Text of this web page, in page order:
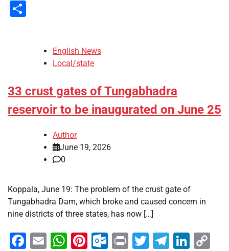
English News
Local/state
33 crust gates of Tungabhadra
reservoir to be inaugurated on June 25
Author
June 19, 2026
0
Koppala, June 19: The problem of the crust gate of
Tungabhadra Dam, which broke and caused concern in
nine districts of three states, has now […]
Facebook
EmailWhatsApp
Pinterest
Outlook.com
PrintTwitter